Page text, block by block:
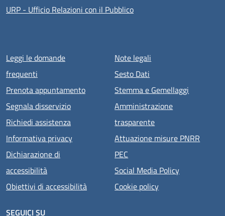
URP - Ufficio Relazioni con il Pubblico
Menu piè di pagina
Leggi le domande
frequenti
Prenota appuntamento
Segnala disservizio
Richiedi assistenza
Informativa privacy
Dichiarazione di
accessibilità
Obiettivi di accessibilità
Note legali
Sesto Dati
Stemma e Gemellaggi
Amministrazione
trasparente
Attuazione misure PNRR
PEC
Social Media Policy
Cookie policy
SEGUICI SU